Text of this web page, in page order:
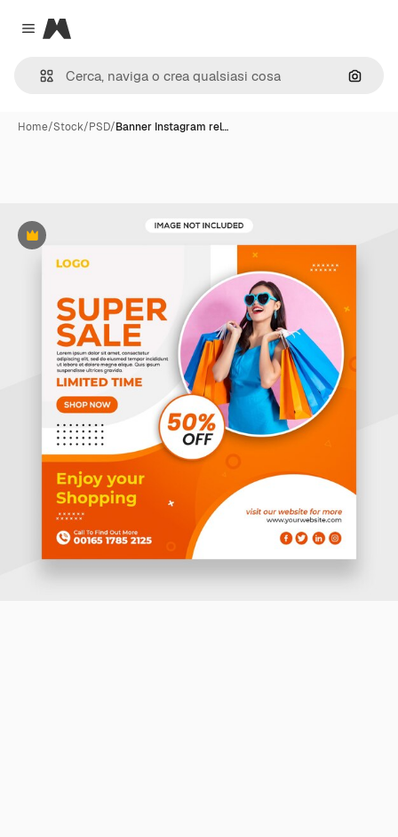
Close menu
Magnific
Cerca
Home/Stock/PSD/Banner Instagram rel…
Premium